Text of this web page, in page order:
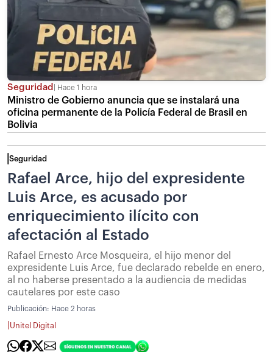
Seguridad Hace 1 hora
Ministro de Gobierno anuncia que se instalará una
oficina permanente de la Policía Federal de Brasil en
Bolivia
Seguridad
Rafael Arce, hijo del expresidente
Luis Arce, es acusado por
enriquecimiento ilícito con
afectación al Estado
Rafael Ernesto Arce Mosqueira, el hijo menor del
expresidente Luis Arce, fue declarado rebelde en enero,
al no haberse presentado a la audiencia de medidas
cautelares por este caso
Publicación: Hace 2 horas
Unitel Digital